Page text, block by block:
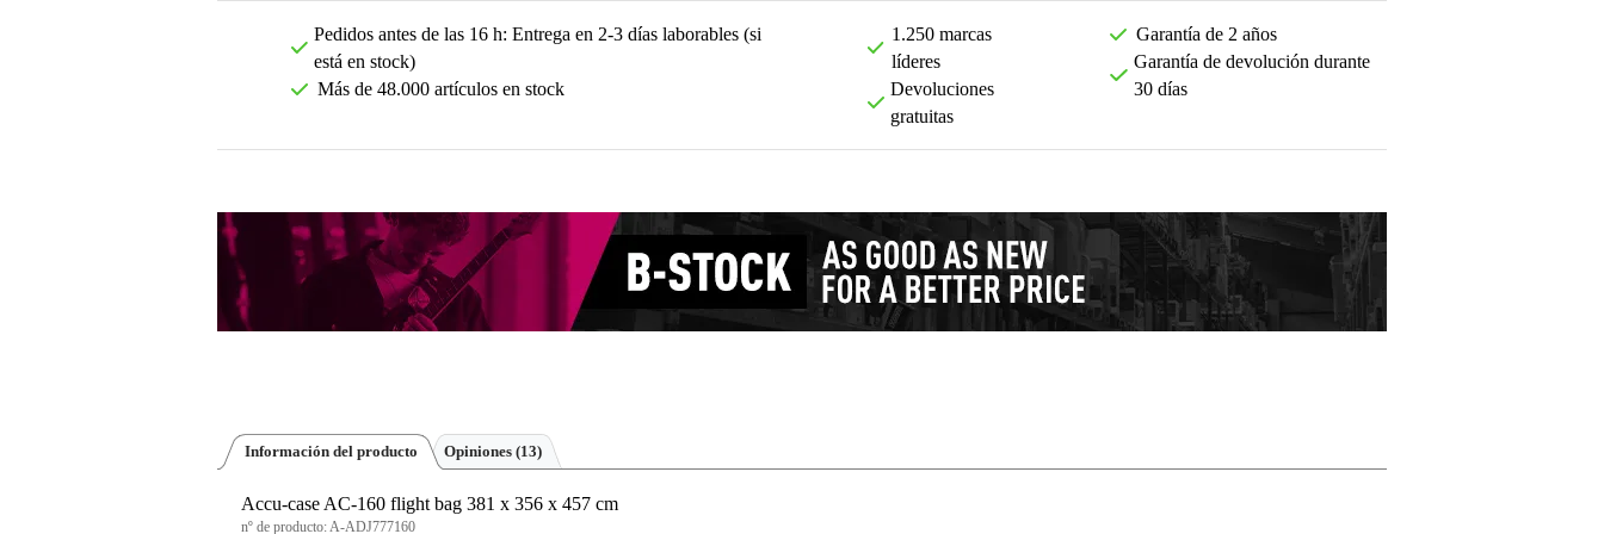
Pedidos antes de las 16 h: Entrega en 2-3 días laborables (si
está en stock)
Más de 48.000 artículos en stock
1.250 marcas
líderes
Devoluciones
gratuitas
Garantía de 2 años
Garantía de devolución durante
30 días
Información del producto Opiniones (13)
Accu-case AC-160 flight bag 381 x 356 x 457 cm
nº de producto:A-ADJ777160